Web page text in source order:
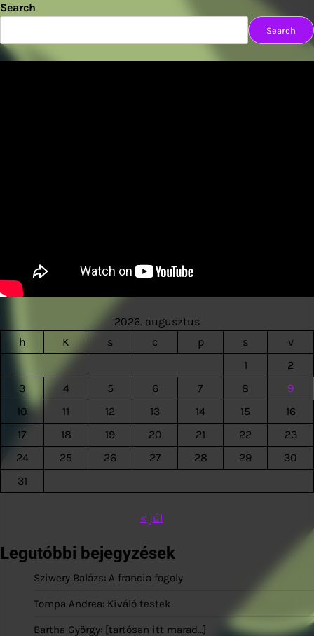
Search
Search
2026. augusztus
h
K s c p s
v
1
2
3
4 5 6 7 8
9
10
11 12 13 14 15
16
17
18 19 20 21 22
23
24
25 26 27 28 29
30
31
« júl
Legutóbbi bejegyzések
Sziwery Balázs: A francia fogoly
Tompa Andrea: Kiváló testek
Bartha György: [tartósan itt marad…]